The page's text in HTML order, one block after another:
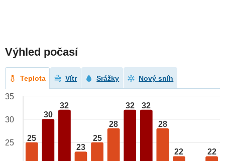
Výhled počasí
Teplota Vítr Srážky Nový sníh
25
30
32
23
25
28
32 32
28
22 22
35
30
25